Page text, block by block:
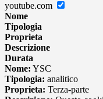
youtube.com
Nome
Tipologia
Proprieta
Descrizione
Durata
Nome: YSC
Tipologia: analitico
Proprieta: Terza-parte